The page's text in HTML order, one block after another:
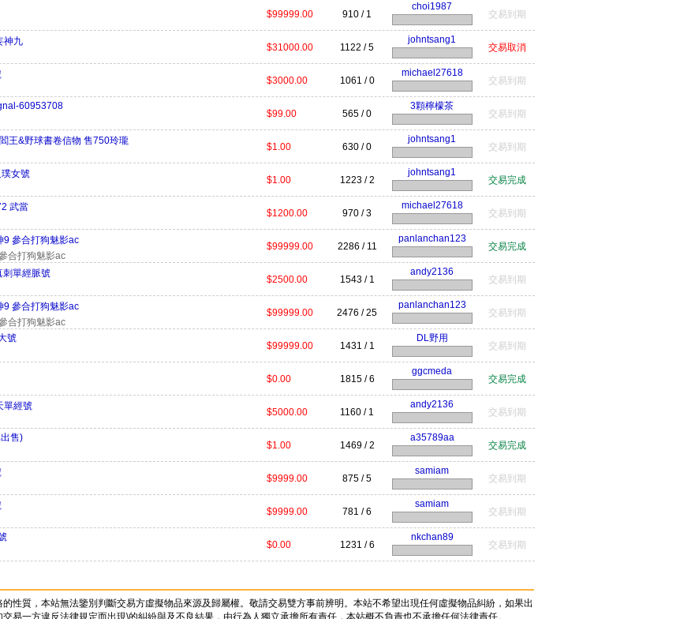
$99999.00 910 / 1
choi1987
交易到期
神九
$31000.00 1122 / 5
johntsang1
交易取消
$3000.00 1061 / 0
michael27618
交易到期
60953708
$99.00 565 / 0
3顆檸檬茶
交易到期
王&野球書卷信物 售750玲瓏
$1.00 630 / 0
johntsang1
交易到期
女號
$1.00 1223 / 2
johntsang1
交易完成
武當
$1200.00 970 / 3
michael27618
交易到期
9 參合打狗魅影ac
合打狗魅影ac
$99999.00 2286 / 11
panlanchan123
交易完成
單經脈號
$2500.00 1543 / 1
andy2136
交易到期
9 參合打狗魅影ac
合打狗魅影ac
$99999.00 2476 / 25
panlanchan123
交易到期
號
$99999.00 1431 / 1
DL野用
交易到期
$0.00 1815 / 6
ggcmeda
交易完成
單經號
$5000.00 1160 / 1
andy2136
交易到期
售)
$1.00 1469 / 2
a35789aa
交易完成
$9999.00 875 / 5
samiam
交易到期
$9999.00 781 / 6
samiam
交易到期
$0.00 1231 / 6
nkchan89
交易到期
性質，本站無法鑒別判斷交易方虛擬物品來源及歸屬權。敬請交易雙方事前辨明。本站不希望出現任何虛擬物品糾紛，如果出
易一方違反法律規定而出現\的糾紛與及不良結果，由行為人獨立承擔所有責任，本站概不負責也不承擔任何法律責任。